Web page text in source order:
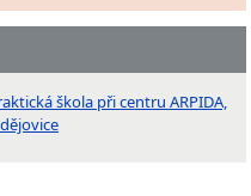
škola při centru ARPIDA,